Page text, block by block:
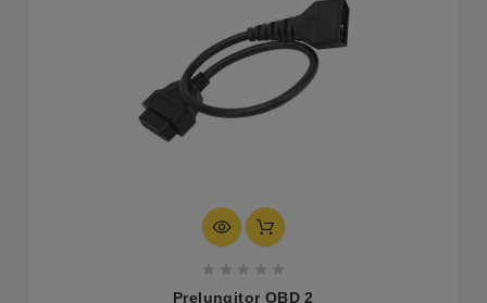
    
Prelungitor OBD 2